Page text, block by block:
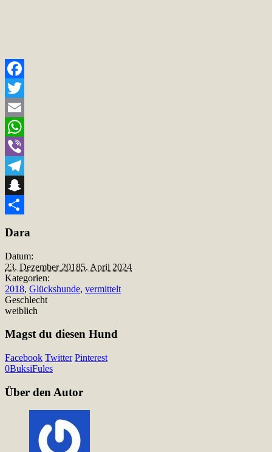
Facebook
Twitter
Email
WhatsApp
Viber
Telegram
Snapchat
Dara
Datum:
23. Dezember 20185. April 2024
Kategorien:
2018, Glückshunde, vermittelt
Geschlecht
weiblich
Magst du diesen Hund
Facebook Twitter Pinterest
0BuksiFules
Über den Autor